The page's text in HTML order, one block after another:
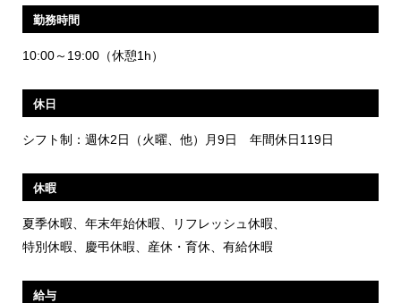
勤務時間
10:00～19:00（休憩1h）
休日
シフト制：週休2日（火曜、他）月9日 年間休日119日
休暇
夏季休暇、年末年始休暇、リフレッシュ休暇、
特別休暇、慶弔休暇、産休・育休、有給休暇
給与